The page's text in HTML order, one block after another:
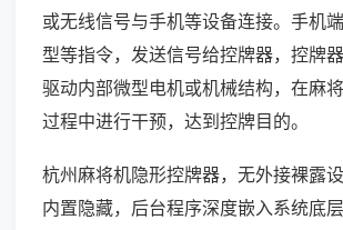
或无线信号与手机等设备连接。手机
型等指令，发送信号给控牌器，控牌
驱动内部微型电机或机械结构，在麻
过程中进行干预，达到控牌目的。
杭州麻将机隐形控牌器，无外接裸露
内置隐藏，后台程序深度嵌入系统底